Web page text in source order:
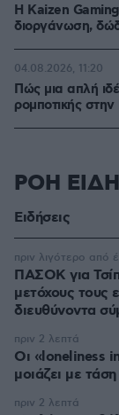
H Kaizen
διοργάνωση,
Πώς μια απλή
ρομποτικής
04.08.2026, 11:20
ΡΟΗ
Ειδήσεις
ΠΑΣΟΚ για
μετόχους τους
διευθύνοντα
πριν λιγότερο από
Οι «loneliness
μοιάζει με τάση
πριν 2 λεπτά
πριν 2 λεπτά